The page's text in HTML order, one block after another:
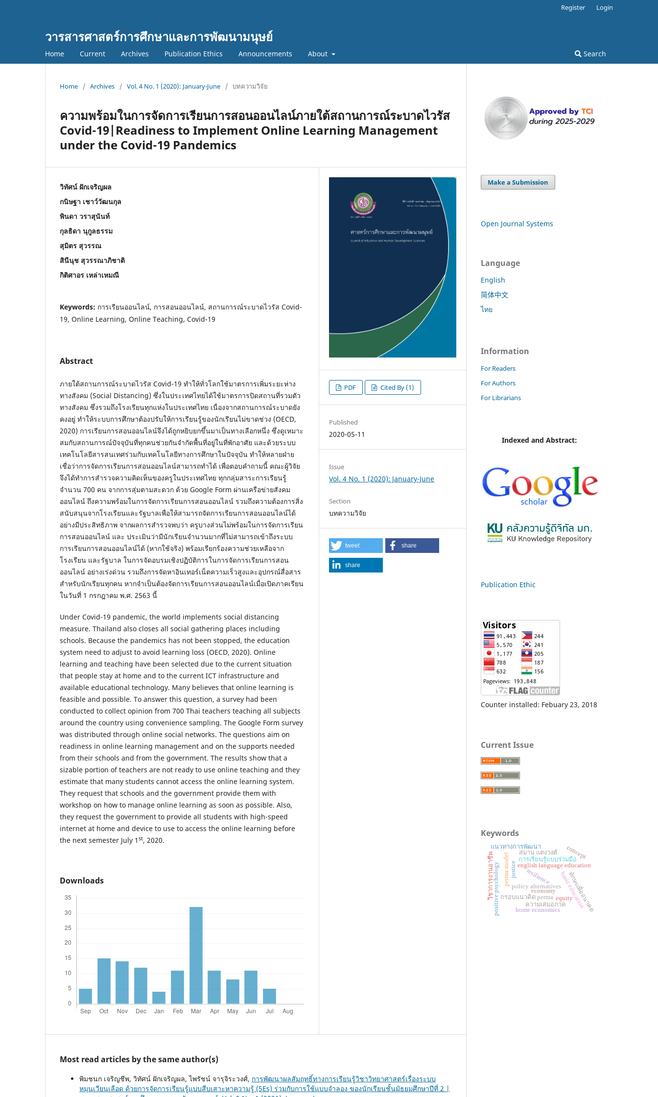
วารสารศาสตร์การศึกษาและการพัฒนามนุษย์
Home Current Archives Publication Ethics Announcements About Search
Register Login
Home / Archives / Vol. 4 No. 1 (2020): January-June / บทความวิจัย
ความพร้อมในการจัดการเรียนการสอนออนไลน์ภายใต้สถานการณ์ระบาดไวรัส
Covid-19|Readiness to Implement Online Learning Management
under the Covid-19 Pandemics
วิทัศน์ ฝักเจริญผล
กนิษฐา เชาว์วัฒนกุล
พินดา วราสุนันท์
กุลธิดา นุกูลธรรม
สุมิตร สุวรรณ
สินีนุช สุวรรณาภิชาติ
กิติศาอร เหล่าเหมณี
Keywords: การเรียนออนไลน์, การสอนออนไลน์, สถานการณ์ระบาดไวรัส Covid-
19, Online Learning, Online Teaching, Covid-19
Abstract
ภายใต้สถานการณ์ระบาดไวรัส Covid-19 ทำให้ทั่วโลกใช้มาตรการเพิ่มระยะห่าง
ทางสังคม (Social Distancing) ซึ่งในประเทศไทยได้ใช้มาตรการปิดสถานที่รวมตัว
ทางสังคม ซึ่งรวมถึงโรงเรียนทุกแห่งในประเทศไทย เนื่องจากสถานการณ์ระบาดยัง
คงอยู่ ทำให้ระบบการศึกษาต้องปรับให้การเรียนรู้ของนักเรียนไม่ขาดช่วง (OECD,
2020) การเรียนการสอนออนไลน์จึงได้ถูกหยิบยกขึ้นมาเป็นทางเลือกหนึ่ง ซึ่งดูเหมาะ
สมกับสถานการณ์ปัจจุบันที่ทุกคนช่วยกันจำกัดพื้นที่อยู่ในที่พักอาศัย และด้วยระบบ
เทคโนโลยีสารสนเทศร่วมกับเทคโนโลยีทางการศึกษาในปัจจุบัน ทำให้หลายฝ่าย
เชื่อว่าการจัดการเรียนการสอนออนไลน์สามารถทำได้ เพื่อตอบคำถามนี้ คณะผู้วิจัย
จึงได้ทำการสำรวจความคิดเห็นของครูในประเทศไทย ทุกกลุ่มสาระการเรียนรู้
จำนวน 700 คน จากการสุ่มตามสะดวก ด้วย Google Form ผ่านเครือข่ายสังคม
ออนไลน์ ถึงความพร้อมในการจัดการเรียนการสอนออนไลน์ รวมถึงความต้องการสิ่ง
สนับสนุนจากโรงเรียนและรัฐบาลเพื่อให้สามารถจัดการเรียนการสอนออนไลน์ได้
อย่างมีประสิทธิภาพ จากผลการสำรวจพบว่า ครูบางส่วนไม่พร้อมในการจัดการเรียน
การสอนออนไลน์ และ ประเมินว่ามีนักเรียนจำนวนมากที่ไม่สามารถเข้าถึงระบบ
การเรียนการสอนออนไลน์ได้ (หากใช้จริง) พร้อมเรียกร้องความช่วยเหลือจาก
โรงเรียน และรัฐบาล ในการจัดอบรมเชิงปฏิบัติการในการจัดการเรียนการสอน
ออนไลน์ อย่างเร่งด่วน รวมถึงการจัดหาอินเทอร์เน็ตความเร็วสูงและอุปกรณ์สื่อสาร
สำหรับนักเรียนทุกคน หากจำเป็นต้องจัดการเรียนการสอนออนไลน์เมื่อเปิดภาคเรียน
ในวันที่ 1 กรกฎาคม พ.ศ. 2563 นี้
Under Covid-19 pandemic, the world implements social distancing
measure. Thailand also closes all social gathering places including
schools. Because the pandemics has not been stopped, the education
system need to adjust to avoid learning loss (OECD, 2020). Online
learning and teaching have been selected due to the current situation
that people stay at home and to the current ICT infrastructure and
available educational technology. Many believes that online learning is
feasible and possible. To answer this question, a survey had been
conducted to collect opinion from 700 Thai teachers teaching all subjects
around the country using convenience sampling. The Google Form survey
was distributed through online social networks. The questions aim on
readiness in online learning management and on the supports needed
from their schools and from the government. The results show that a
sizable portion of teachers are not ready to use online teaching and they
estimate that many students cannot access the online learning system.
They request that schools and the government provide them with
workshop on how to manage online learning as soon as possible. Also,
they request the government to provide all students with high-speed
internet at home and device to use to access the online learning before
the next semester July 1 st, 2020.
Downloads
PDF Cited By (1)
Published
2020-05-11
Issue
Vol. 4 No. 1 (2020): January-June
Section
บทความวิจัย
tweet share
share
Most read articles by the same author(s)
พิมชนก เจริญชีพ, วิทัศน์ ฝักเจริญผล, ไพรัชน์ จารุจิระวงศ์, การพัฒนาผลสัมฤทธิ์ทางการเรียนรู้วิชาวิทยาศาสตร์เรื่องระบบ
หมุนเวียนเลือด ด้วยการจัดการเรียนรู้แบบสืบเสาะหาความรู้ (5Es) ร่วมกับการใช้แบบจำลอง ของนักเรียนชั้นมัธยมศึกษาปีที่ 2 |
Make a Submission
Open Journal Systems
Language
English
简体中文
ไทย
Information
For Readers
For Authors
For Librarians
Indexed and Abstract:
Publication Ethic
Counter installed: Febuary 23, 2018
Current Issue
Keywords
resilience
policy alternatives
english language education
basic education
equity
justice
กรอบแนวคิด perma
ความเสมอภาค
perma model
positive psychology
การเรียนรู้แบบร่วมมือ
วิชาการงานอาชีพ
home economics ทักษะเพื่ออนาคต
concept
สมาน แตงวงศ์
แนวทางการพัฒนา
economy